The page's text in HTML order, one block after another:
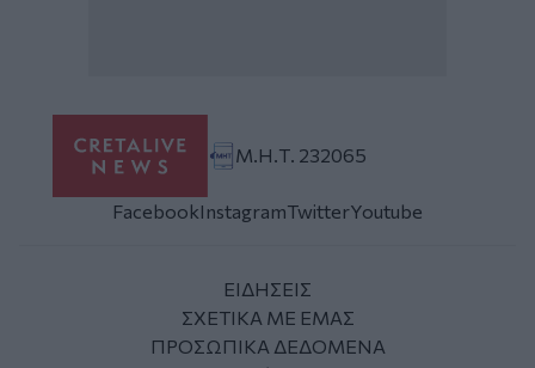
Μ.Η.Τ. 232065
FacebookInstagramTwitterYoutube
ΕΙΔΗΣΕΙΣ
ΣΧΕΤΙΚΑ ΜΕ ΕΜΑΣ
ΠΡΟΣΩΠΙΚΑ ΔΕΔΟΜΕΝΑ